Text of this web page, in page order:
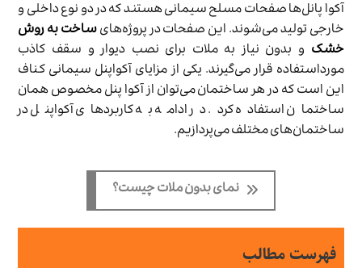
آکوا پانل‌ها صفحات مسلح سیمانی هستند که در دو نوع داخلی و
خارجی تولید می‌شوند. این صفحات در پروژه‌هایساخت به روش
خشک و بدون نیاز به ملات برای نصب دیوار و سقف کاذب
مورداستفاده قرار می‌گیرند. یکی از مزایای آکواپنل سیمانی کناف
این است که در هر ساختمان می‌توان از آکوا پنل مخصوص همان
ساختمان استفاده کرد. در ادامه به کاربردهای آکواپنل در
ساختمان‌های مختلف می‌پردازیم.
نمای بدون ملات چیست؟
فهرست مطالب